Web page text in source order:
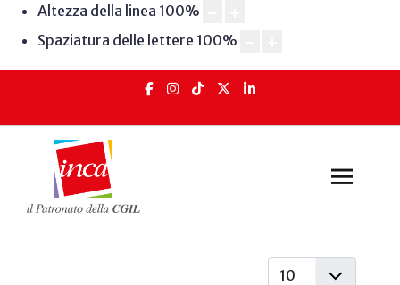
Altezza della linea 100%
Spaziatura delle lettere 100%
Visualizza #